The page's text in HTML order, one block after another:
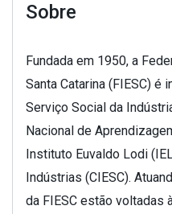
Sobre
Fundada em 1950, a
Santa Catarina (FIESC) é
Serviço Social da
Nacional de
Instituto Euvaldo Lodi
Indústrias (CIESC).
da FIESC estão voltadas